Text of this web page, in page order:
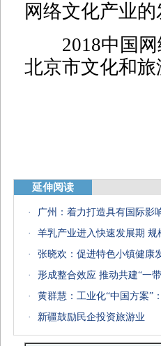
网络文化产业
2018中国网
北京市文化和
延伸阅读
·
广州：着力打造具有国际影
·
羊乳产业进入快速发展期 规
·
张晓欢：促进特色小镇健康
·
形成整合效应 推动共建“一
·
黄群慧：工业化“中国方案”
·
新疆鼓励民企投资旅游业